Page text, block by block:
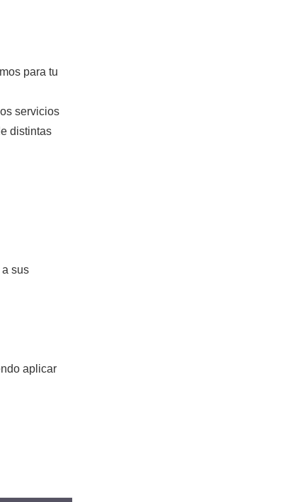
para tu
servicios
distintas
sus
aplicar